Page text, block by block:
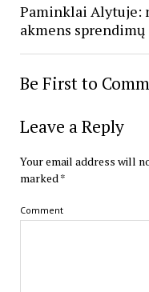
Paminklai Alytuje:
akmens sprendimų
Be First to
Leave a Reply
Your email address will
marked *
Comment